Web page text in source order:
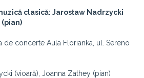
clasică: Jarosław Nadrzycki
de concerte Aula Florianka, ul. Sereno
(vioară), Joanna Zathey (pian)